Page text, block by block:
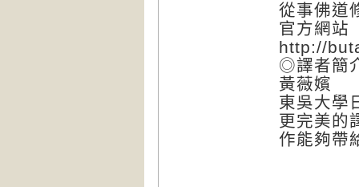
從事佛道
官方網站
http://
◎譯者簡
黃薇嬪
東吳大學
更完美的
作能夠帶